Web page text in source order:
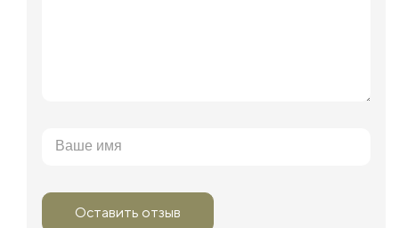
Оставить отзыв